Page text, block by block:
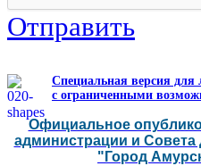
Отправить
Специальная версия для
с ограниченными
Официальное
администрации и Совета
"Город